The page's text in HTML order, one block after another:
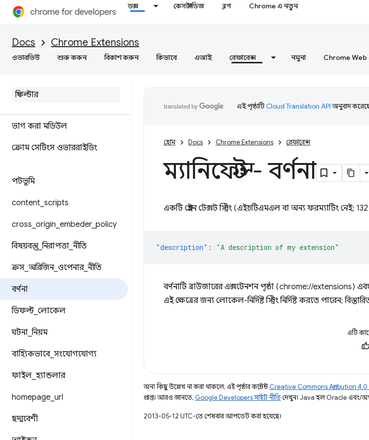
ডক্স কেস স্টাডিজ ব্লগ Chrome এ নতুন
Docs Chrome Extensions
ওভারভিউ শুরু করুন বিকাশ করুন কিভাবে এআই রেফারেন্স নমুনা Chrome Web
ভাগ করা মডিউল
ক্রোম সেটিংস ওভাররাইডিং
পটভূমি
content scripts
cross origin embeder_ policy
বিষয়বস্তু_নিরাপত্তা নীতি
ক্রস অরিজিন_ ওপেনার_ নীতি
বর্ণনা
ডিফল্ট_ লোকেল
ঘটনা _নিয়ম
বাহ্যিকভাবে_ সংযোগযোগ্য
ফাইল হ্যান্ডলার
homepage url
ছদ্মবেশী
এই পৃষ্ঠাটিCloud Translation APIঅনুবাদ
হোম Docs Chrome Extensions রেফারেন্স
ম্যানিফেস্ট - বর্ণনা
একটি প্লেইন টেক্সট স্ট্রিং (এইচটিএমএল বা অন্য ফরম্যাটিং নেই;
"description" : "A description of my extension"
বর্ণনাটি ব্রাউজারের এক্সটেনশন পৃষ্ঠা (chrome://extensions)
এই ক্ষেত্রের জন্য লোকেল-নির্দিষ্ট স্ট্রিং নির্দিষ্ট করতে পারেন;
এটি
অন্য কিছু উল্লেখ না করা থাকলে, এই পৃষ্ঠার কন্টেন্ট Creative Commons Attribution
প্রাপ্ত। আরও জানতে, Google Developers সাইট নীতিদেখুন। Java হল Oracle এবং/অথবা
2013-05-12 UTC-তে শেষবার আপডেট করা হয়েছে।